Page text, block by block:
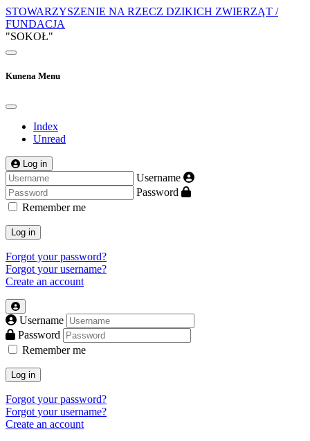
STOWARZYSZENIE NA RZECZ DZIKICH ZWIERZĄT /
FUNDACJA
"SOKOŁ"
Kunena Menu
Index
Unread
Log in
Username
Password
Remember me
Log in
Forgot your password?
Forgot your username?
Create an account
Username
Password
Remember me
Log in
Forgot your password?
Forgot your username?
Create an account